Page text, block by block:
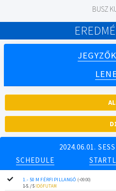
BUSZ
2024.06.01.
SCHEDULE
1.- 50 M FÉRFI PILLANGÓ (~09:00)
1-5. / 5 IDŐFUTAM